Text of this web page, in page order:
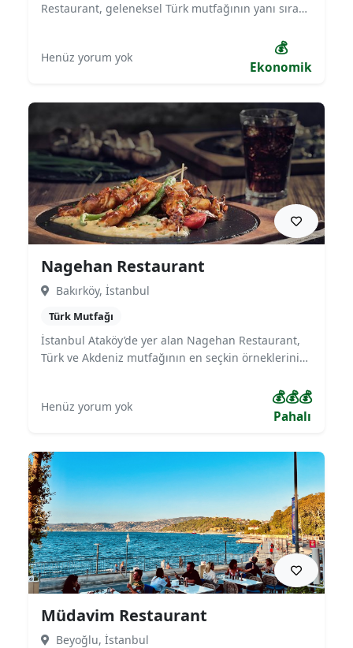
Restaurant, geleneksel Türk mutfağının yanı sıra
samimi atmosferi, uygun fiyatlı menüsü ve lezzetli
yemekleriyle mahalle kültürünü yaşatan
buluşmaları için tercih edilmektedir.
Henüz yorum yok 💰
Ekonomik
Nagehan Restaurant
Bakırköy, İstanbul
Türk Mutfağı
İstanbul Ataköy’de yer alan Nagehan Restaurant,
Türk ve Akdeniz mutfağının en seçkin örneklerini
meze menüsü ve deniz ürünleriyle öne çıkan
mekan; aile yemekleri, iş buluşmaları ve özel
çok tercih edilen restoranlarından biridir.
Henüz yorum yok 💰💰💰
Pahalı
Müdavim Restaurant
Beyoğlu, İstanbul